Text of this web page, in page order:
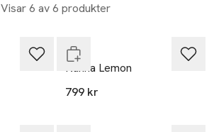
Visar 6 av 6 produkter
Byon
Kanna Lemon
799 kr